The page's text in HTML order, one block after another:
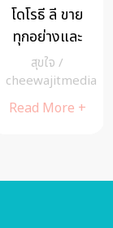
โดโรธี ลี ขาย
ทุกอย่างและ
ย้ายบ้านเพื่อ
ทุ่มเทดูแล
สัตว์ป่า
สุขใจ /
cheewajitmedia
Read More +